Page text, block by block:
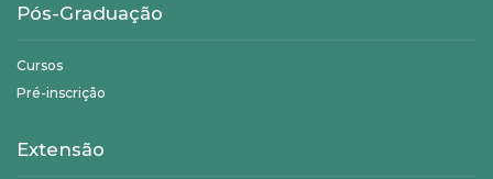
Pós-Graduação
Cursos
Pré-inscrição
Extensão